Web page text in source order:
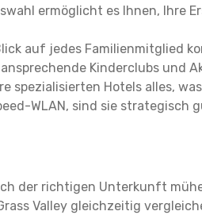
ermöglicht es Ihnen, Ihre
auf jedes Familienmitglied
Kinderclubs und
spezialisierten Hotels alles,
WLAN, sind sie strategisch
der richtigen Unterkunft
Valley gleichzeitig